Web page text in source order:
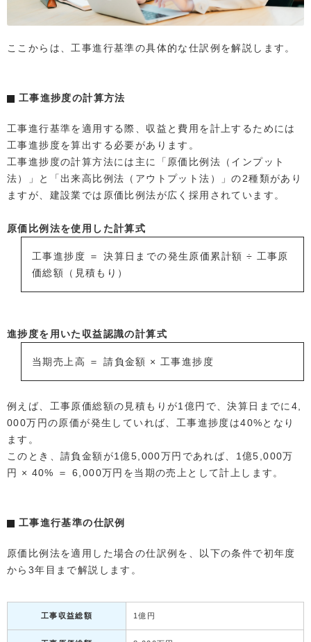
ここからは、工事進行基準の具体的な仕訳例を解説します。
工事進捗度の計算方法
工事進行基準を適用する際、収益と費用を計上するためには
工事進捗度を算出する必要があります。
工事進捗度の計算方法には主に「原価比例法（インプット
法）」と「出来高比例法（アウトプット法）」の2種類があり
ますが、建設業では原価比例法が広く採用されています。
原価比例法を使用した計算式
工事進捗度 ＝ 決算日までの発生原価累計額 ÷ 工事原
価総額（見積もり）
進捗度を用いた収益認識の計算式
当期売上高 ＝ 請負金額 × 工事進捗度
例えば、工事原価総額の見積もりが1億円で、決算日までに4,
000万円の原価が発生していれば、工事進捗度は40%となり
ます。
このとき、請負金額が1億5,000万円であれば、1億5,000万
円 × 40% ＝ 6,000万円を当期の売上として計上します。
工事進行基準の仕訳例
原価比例法を適用した場合の仕訳例を、以下の条件で初年度
から3年目まで解説します。
工事収益総額 1億円